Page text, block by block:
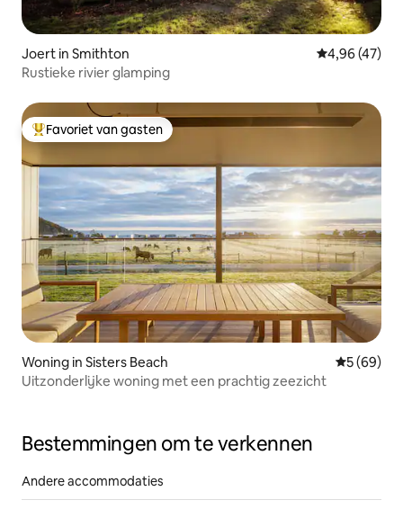
Joert in Smithton Gemiddelde
4,96 (47)
Rustieke rivier glamping
Topfavoriet van gasten
Favoriet van gasten
Woning in Sisters Beach
5 (69)
Uitzonderlijke woning met een prachtig zeezicht
Bestemmingen om te verkennen
Andere accommodaties